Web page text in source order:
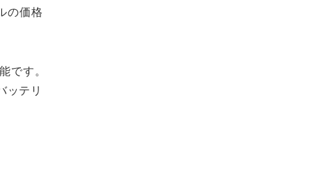
の価格
です。
ッテリ